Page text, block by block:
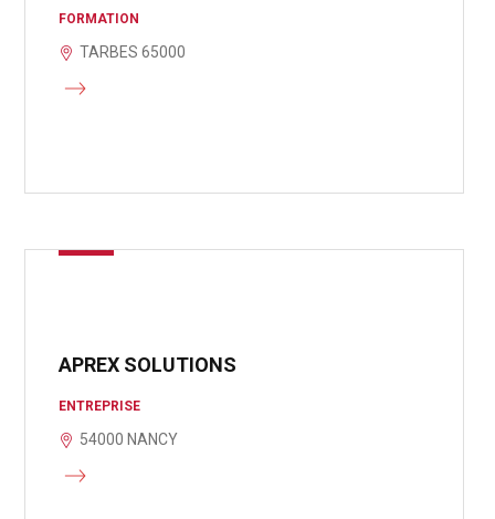
FORMATION
TARBES 65000
APREX SOLUTIONS
ENTREPRISE
54000 NANCY